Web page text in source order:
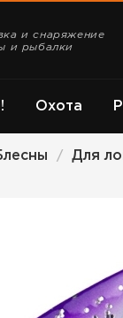
и снаряжение
и рыбалки
Охота
/ Для